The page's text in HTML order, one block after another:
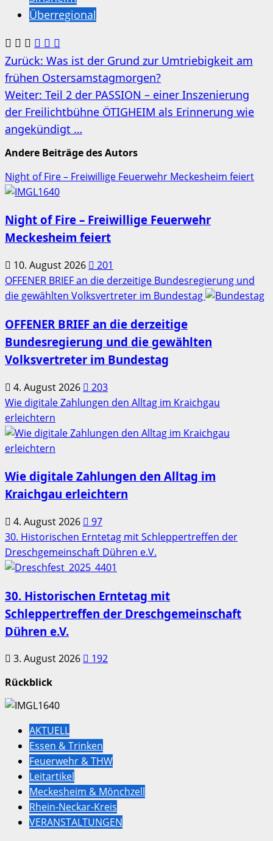
Überregional
Beitragsnavigation
Zurück: Was ist der Grund zur Umtriebigkeit am
frühen Ostersamstagmorgen?
Weiter: Teil 2 der PASSION – einer Inszenierung
der Freilichtbühne ÖTIGHEIM als Erinnerung wie
angekündigt …
Andere Beiträge des Autors
Night of Fire – Freiwillige Feuerwehr Meckesheim feiert
Night of Fire – Freiwillige Feuerwehr
Meckesheim feiert
10. August 2026
201
OFFENER BRIEF an die derzeitige Bundesregierung und
die gewählten Volksvertreter im Bundestag
OFFENER BRIEF an die derzeitige
Bundesregierung und die gewählten
Volksvertreter im Bundestag
4. August 2026
203
Wie digitale Zahlungen den Alltag im Kraichgau
erleichtern
Wie digitale Zahlungen den Alltag im
Kraichgau erleichtern
4. August 2026
97
30. Historischen Erntetag mit Schleppertreffen der
Dreschgemeinschaft Dühren e.V.
30. Historischen Erntetag mit
Schleppertreffen der Dreschgemeinschaft
Dühren e.V.
3. August 2026
192
Rückblick
AKTUELL
Essen & Trinken
Feuerwehr & THW
Leitartikel
Meckesheim & Mönchzell
Rhein-Neckar-Kreis
VERANSTALTUNGEN